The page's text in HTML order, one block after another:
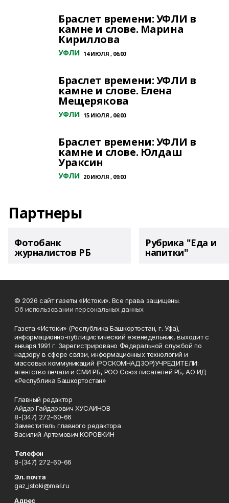
Браслет времени: УФЛИ в
камне и слове. Марина
Кириллова
УФЛИ 14 ИЮЛЯ , 06:00
Браслет времени: УФЛИ в
камне и слове. Елена
Мещерякова
УФЛИ 15 ИЮЛЯ , 06:00
Браслет времени: УФЛИ в
камне и слове. Юлдаш
Ураксин
УФЛИ 20 ИЮЛЯ , 09:00
Партнеры
Фотобанк
журналистов РБ
Рубрика "Еда и
напитки"
© 2026 сайт газеты «Истоки». Все права защищены.
Об использовании персональных данных
Газета «Истоки» (Республика Башкортостан, г. Уфа),
информационно-публицистический еженедельник, выходит с
января 1991 г. Зарегистрировано Федеральной службой по
надзору в сфере связи, информационных технологий и
массовых коммуникаций (РОСКОМНАДЗОР)УЧРЕДИТЕЛИ:
агентство печати и СМИ РБ, РОО Союз писателей РБ, АО ИД
«Республика Башкортостан»
Главный редактор
Айдар Гайдарович ХУСАИНОВ
8-(347) 272-60-66
Заместитель главного редактора
Василий Артемович КОРОВКИН
Телефон
8-(347) 272-60-66
Эл. почта
gaz_istoki@mail.ru
Адрес